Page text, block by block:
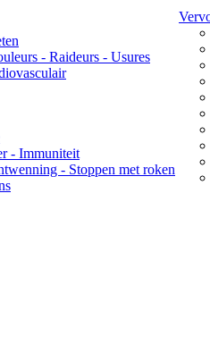
- Raideurs - Usures
- Immuniteit
- Stoppen met roken